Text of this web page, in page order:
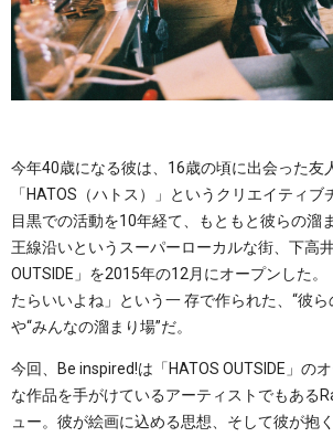
今年40歳になる彼は、16歳の頃に出会った友
「HATOS（ハトス）」というクリエイティ
目黒での活動を10年経て、もともと彼らの溜
王線沿いというスーパーローカルな街、下高
OUTSIDE」を2015年の12月にオープンした
たらいいよね」という一 存で作られた、“彼ら
や“みんなの溜まり場”だ。
今回、Be inspired!は「HATOS OUTSIDE」の
な作品を手がけているアーティストでもある
ュー。彼が絵画に込める思想、そして彼が抱